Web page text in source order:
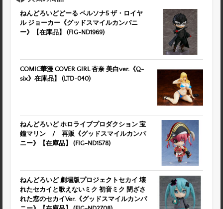
ねんどろいどどーる ペルソナ5 ザ・ロイヤ
ル ジョーカー《グッドスマイルカンパニ
ー》【在庫品】 (FIG-ND1969)
COMIC華漫 COVER GIRL 杏奈 美白ver.《Q-
six》在庫品】 (LTD-040)
ねんどろいど ホロライブプロダクション 宝
鐘マリン / 再販《グッドスマイルカンパ
ニー》【在庫品】 (FIG-ND1578)
ねんどろいど 劇場版プロジェクトセカイ 壊
れたセカイと歌えないミク 初音ミク 閉ざさ
れた窓のセカイVer.《グッドスマイルカンパ